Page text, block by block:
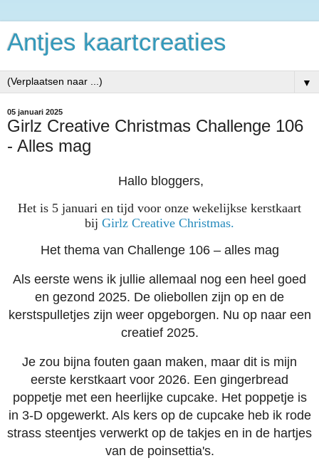
Antjes kaartcreaties
▼
05 januari 2025
Girlz Creative Christmas Challenge 106
- Alles mag
Hallo bloggers,
Het is 5 januari en tijd voor onze wekelijkse kerstkaart
bij Girlz Creative Christmas.
Het thema van Challenge 106 – alles mag
Als eerste wens ik jullie allemaal nog een heel goed
en gezond 2025. De oliebollen zijn op en de
kerstspulletjes zijn weer opgeborgen. Nu op naar een
creatief 2025.
Je zou bijna fouten gaan maken, maar dit is mijn
eerste kerstkaart voor 2026. Een gingerbread
poppetje met een heerlijke cupcake. Het poppetje is
in 3-D opgewerkt. Als kers op de cupcake heb ik rode
strass steentjes verwerkt op de takjes en in de hartjes
van de poinsettia's.